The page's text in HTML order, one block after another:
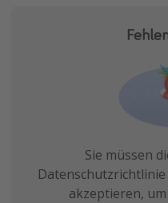
Sie müssen
akzeptieren,